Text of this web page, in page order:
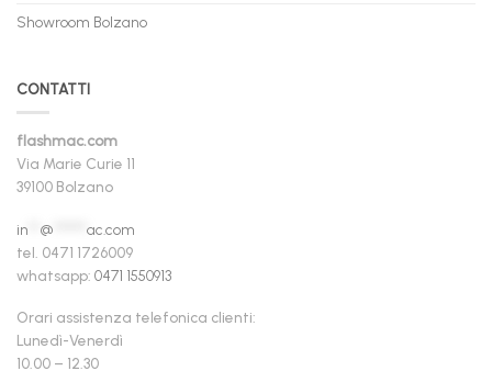
Showroom Bolzano
CONTATTI
flashmac.com
Via Marie Curie 11
39100 Bolzano
in @
ac.com
tel. 0471 1726009
whatsapp: 0471 1550913
Orari assistenza telefonica clienti:
Lunedì-Venerdì
10.00 – 12.30